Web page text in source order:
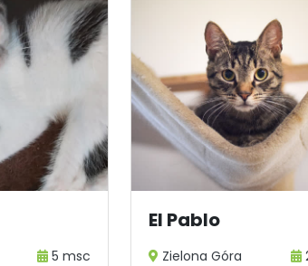
5 msc
El Pablo
Zielona Góra